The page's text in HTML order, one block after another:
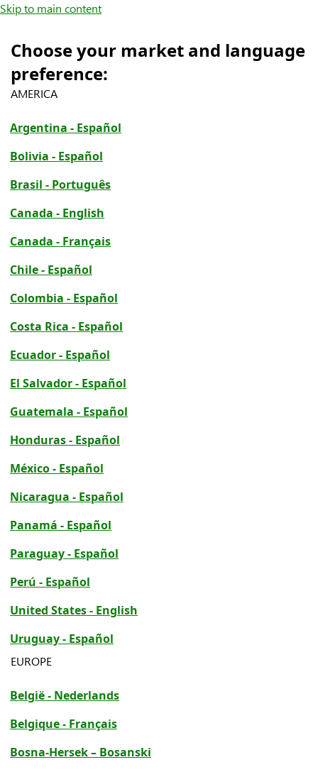
Skip to main content
Choose your market and language
preference:
AMERICA
Argentina - Español
Bolivia - Español
Brasil - Português
Canada - English
Canada - Français
Chile - Español
Colombia - Español
Costa Rica - Español
Ecuador - Español
El Salvador - Español
Guatemala - Español
Honduras - Español
México - Español
Nicaragua - Español
Panamá - Español
Paraguay - Español
Perú - Español
United States - English
Uruguay - Español
EUROPE
België - Nederlands
Belgique - Français
Bosna-Hersek – Bosanski